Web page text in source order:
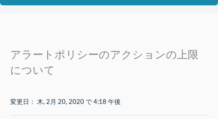
アラートポリシーのアクションの上限
について
変更日： 木, 2月 20, 2020 で 4:18 午後